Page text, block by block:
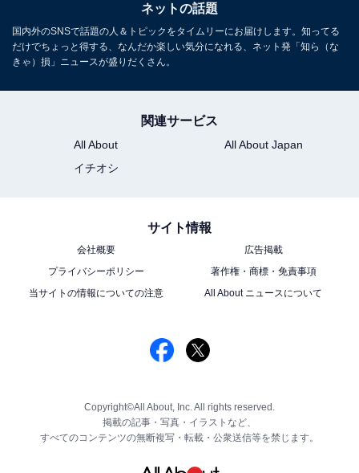
ネットの話題
国内外のSNSで話題の人＆トピックをタイムリーにお届けします。知ってる
だけでちょっと得する、なんだか楽しい気分になれる、ネット発「知ら（な
きゃ）損」ニュースが盛りだくさん。
関連サービス
All About
All About Japan
イチオシ
サイト情報
会社概要
広告掲載
プライバシーポリシー
著作権・商標・免責事項
当サイトの情報についての注意
All About ニュースについて
Copyright©All About, Inc. All rights reserved.
掲載の記事・写真・イラストなど、
すべてのコンテンツの無断複写・転載・公衆送信等を禁じます。